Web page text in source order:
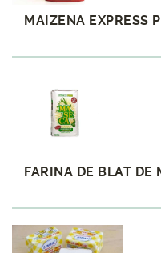
MAIZENA EXPRESS
FARINA DE BLAT DE